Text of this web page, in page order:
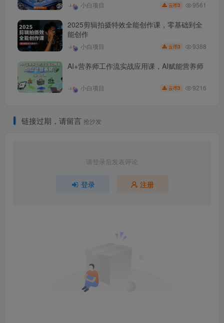
小白项目 云币3 9561
2025剪辑拍摄特效全能创作课，零基础到全
能创作
小白项目 云币3 9388
AI+营养师工作流实战应用课，AI赋能营养师
小白项目 云币3 9216
链接过期，请留言 抢沙发
请登录后发表评论
登录 注册